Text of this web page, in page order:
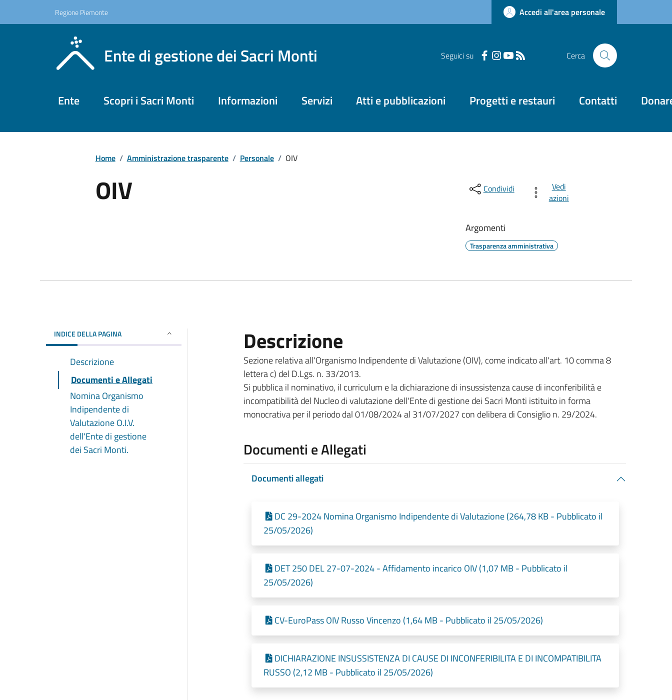
Regione Piemonte Accedi all'area personale
Ente di gestione dei Sacri Monti Seguici su Cerca
Ente Scopri i Sacri Monti Informazioni Servizi Atti e pubblicazioni Progetti e restauri Contatti
Home / Amministrazione trasparente / Personale / OIV
OIV Condividi
Vedi
azioni
Argomenti
Trasparenza amministrativa
INDICE DELLA PAGINA
Descrizione
Documenti e Allegati
Nomina Organismo
Indipendente di
Valutazione O.I.V.
dell'Ente di gestione
dei Sacri Monti.
Descrizione
Sezione relativa all'Organismo Indipendente di Valutazione (OIV), come indicato all'art. 10 comma 8
lettera c) del D.Lgs. n. 33/2013.
Si pubblica il nominativo, il curriculum e la dichiarazione di insussistenza cause di inconferibilità e
incompatibilità del Nucleo di valutazione dell'Ente di gestione dei Sacri Monti istituito in forma
monocrativa per il periodo dal 01/08/2024 al 31/07/2027 con delibera di Consiglio n. 29/2024.
Documenti e Allegati
Documenti allegati
DC 29-2024 Nomina Organismo Indipendente di Valutazione (264,78 KB - Pubblicato il
25/05/2026)
DET 250 DEL 27-07-2024 - Affidamento incarico OIV (1,07 MB - Pubblicato il
25/05/2026)
CV-EuroPass OIV Russo Vincenzo (1,64 MB - Pubblicato il 25/05/2026)
DICHIARAZIONE INSUSSISTENZA DI CAUSE DI INCONFERIBILITA E DI INCOMPATIBILITA
RUSSO (2,12 MB - Pubblicato il 25/05/2026)